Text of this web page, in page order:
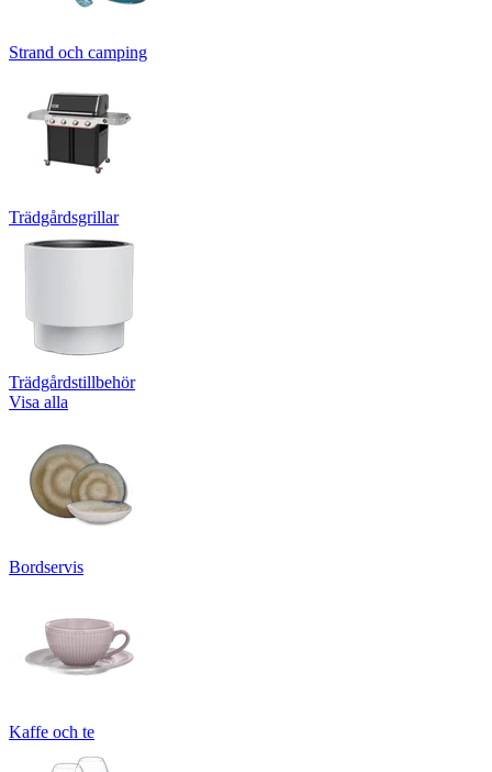
Strand och camping
Trädgårdsgrillar
Trädgårdstillbehör
Visa alla
Bordservis
Kaffe och te